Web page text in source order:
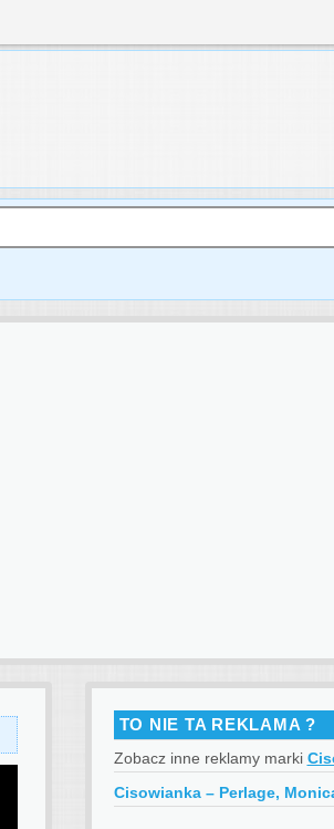
TO NIE TA REKLAMA ?
Zobacz inne reklamy marki
Cisowianka – Perlage,